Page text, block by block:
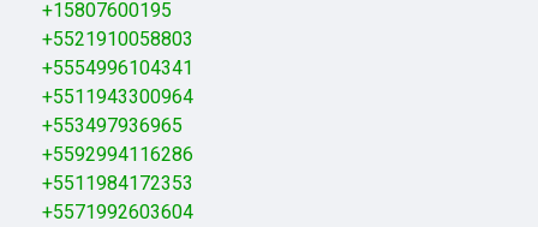
+15807600195
+5521910058803
+5554996104341
+5511943300964
+553497936965
+5592994116286
+5511984172353
+5571992603604